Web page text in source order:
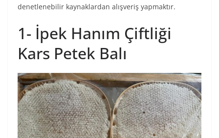
denetlenebilir kaynaklardan alışveriş yapmaktır.
1- İpek Hanım Çiftliği
Kars Petek Balı